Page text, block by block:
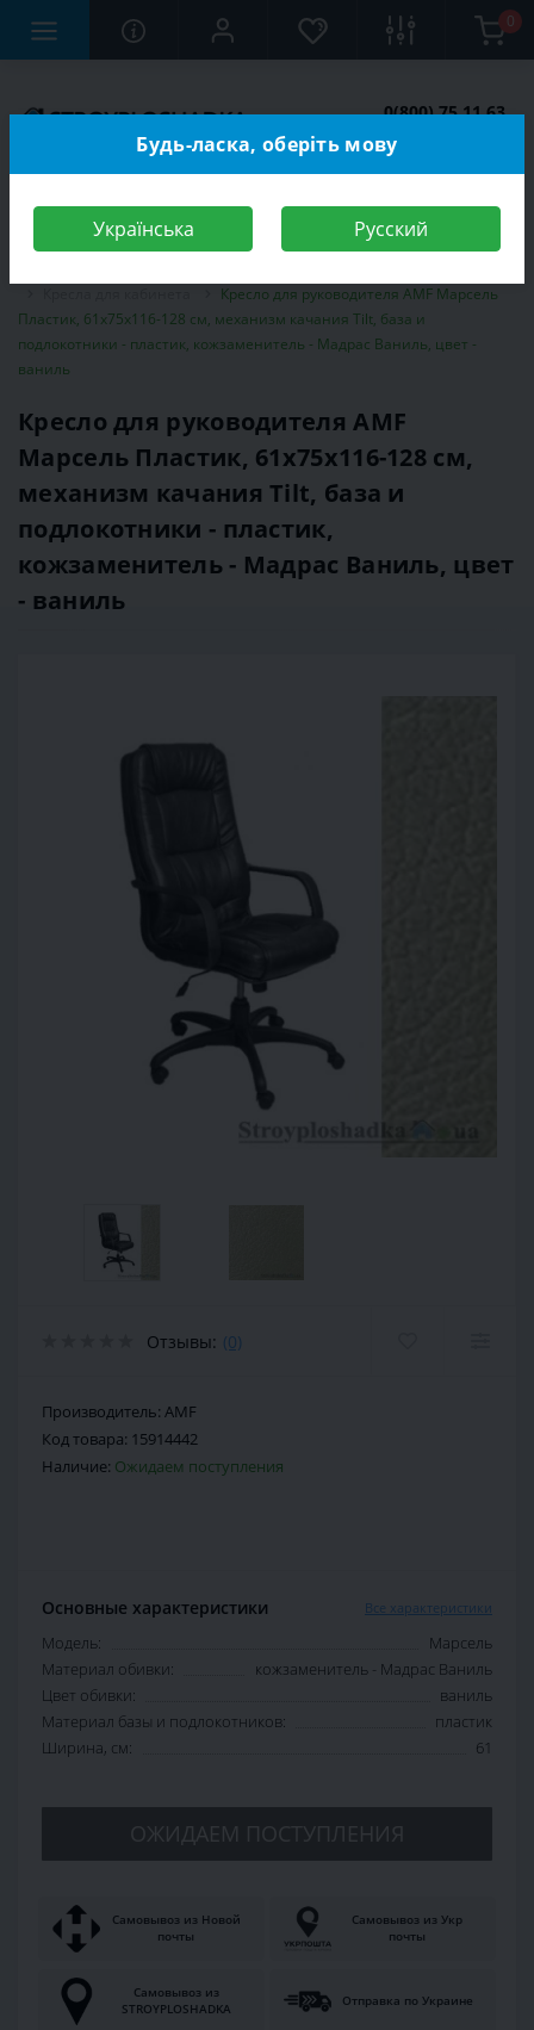
0
0(800) 75 11 63
Кресло для руководителя AMF Марсель
Пластик, 61х75х116-128 см, механизм качания Tilt, база и
подлокотники - пластик, кожзаменитель - Мадрас Ваниль, цвет -
ваниль
Кресло для руководителя AMF
Марсель Пластик, 61х75х116-128 см,
механизм качания Tilt, база и
подлокотники - пластик,
кожзаменитель - Мадрас Ваниль, цвет
- ваниль
Отзывы: (0)
Производитель: AMF
Код товара: 15914442
Наличие: Ожидаем поступления
Основные характеристики Все характеристики
Модель:
Марсель
Материал обивки:
кожзаменитель - Мадрас Ваниль
Цвет обивки:
ваниль
Материал базы и подлокотников:
пластик
Ширина, см:
61
ОЖИДАЕМ ПОСТУПЛЕНИЯ
Самовывоз из Новой
почты
Самовывоз из Укр
почты
Самовывоз из
STROYPLOSHADKA
Отправка по Украине
Будь-ласка, оберіть мову
Українська Русский